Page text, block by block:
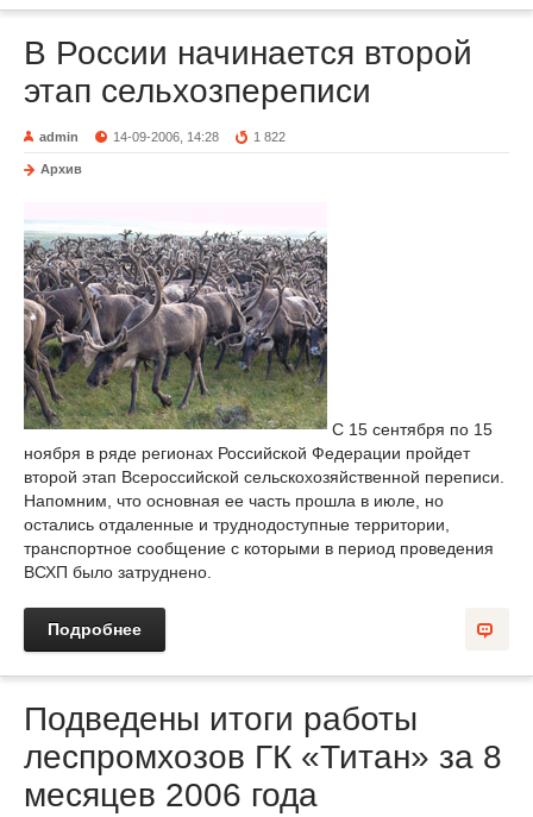
В России начинается второй
этап сельхозпереписи
admin 14-09-2006, 14:28 1 822
Архив
С 15 сентября по 15
ноября в ряде регионах Российской Федерации пройдет
второй этап Всероссийской сельскохозяйственной переписи.
Напомним, что основная ее часть прошла в июле, но
остались отдаленные и труднодоступные территории,
транспортное сообщение с которыми в период проведения
ВСХП было затруднено.
Подробнее
Подведены итоги работы
леспромхозов ГК «Титан» за 8
месяцев 2006 года